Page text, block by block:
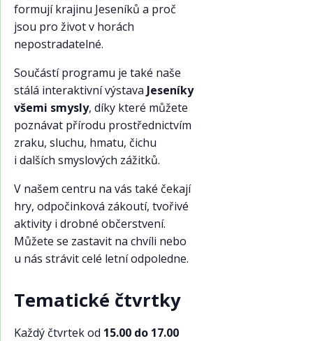
formují krajinu Jeseníků a proč
jsou pro život v horách
nepostradatelné.
Součástí programu je také naše
stálá interaktivní výstava Jeseníky
všemi smysly, díky které můžete
poznávat přírodu prostřednictvím
zraku, sluchu, hmatu, čichu
i dalších smyslových zážitků.
V našem centru na vás také čekají
hry, odpočinková zákoutí, tvořivé
aktivity i drobné občerstvení.
Můžete se zastavit na chvíli nebo
u nás strávit celé letní odpoledne.
Tematické čtvrtky
Každý čtvrtek od 15.00 do 17.00